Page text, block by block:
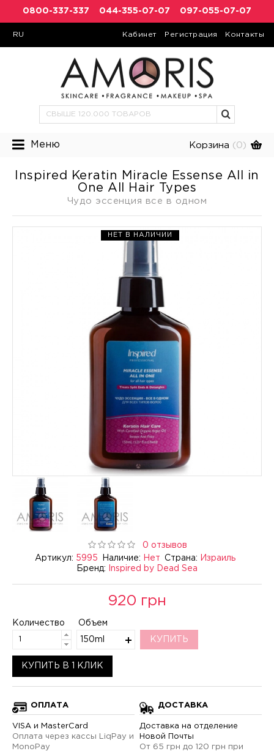
0800-337-337 044-355-07-07 097-055-07-07
RU Кабинет Регистрация Контакты
Меню Корзина (0)
Inspired Keratin Miracle Essense All in
One All Hair Types
Чудо эссенция все в одном
НЕТ В НАЛИЧИИ
Артикул: 5995 Наличие: Нет Страна:
Израиль
Бренд:
Inspired by Dead Sea
0 отзывов
920 грн
Количество Объем
150ml КУПИТЬ
КУПИТЬ В 1 КЛИК
ОПЛАТА
VISA и MasterCard
Оплата через кассы LiqPay и
MonoPay
ДОСТАВКА
Доставка на отделение
Новой Почты
От 65 грн до 120 грн при